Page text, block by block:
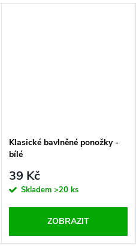
Klasické bavlněné ponožky -
bílé
39 Kč
Skladem >20 ks
ZOBRAZIT